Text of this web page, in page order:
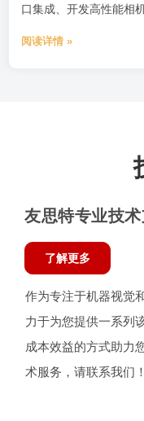
口集成、开发高性能相
阅读详情 »
友思特专业技
作为专注于机器视觉
力于为您提供一系列
成本效益的方式助力
术服务，请联系我们！
了解更多